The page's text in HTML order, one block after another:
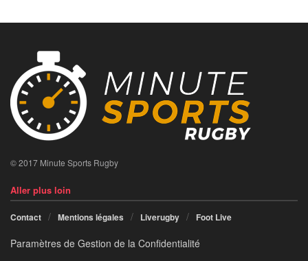
© 2017 Minute Sports Rugby
Aller plus loin
Contact Mentions légales Liverugby Foot Live
Paramètres de Gestion de la Confidentialité